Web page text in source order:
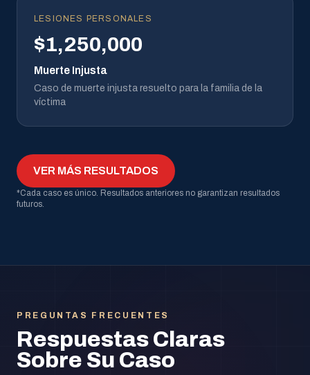
LESIONES PERSONALES
$1,250,000
Muerte Injusta
Caso de muerte injusta resuelto para la familia de la
víctima
VER MÁS RESULTADOS
*Cada caso es único. Resultados anteriores no garantizan resultados
futuros.
PREGUNTAS FRECUENTES
Respuestas Claras
Sobre Su Caso